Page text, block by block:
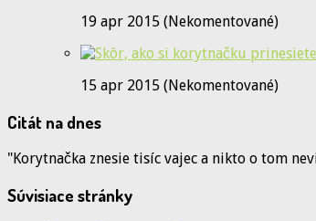
19 apr 2015 (Nekomentované)
15 apr 2015 (Nekomentované)
Citát na dnes
"Korytnačka znesie tisíc vajec a nikto o tom
Súvisiace stránky